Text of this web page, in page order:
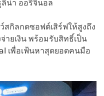
ลิน่า ออริจินอล
สกิลกดซอฟต์เสิร์ฟให้สูงถึง
ยเงิน พร้อมรับสิทธิ์เป็น
เพื่อเฟ้นหาสุดยอดคนมือ